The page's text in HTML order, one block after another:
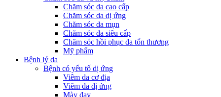
Chăm sóc da cao cấp
Chăm sóc da dị ứng
Chăm sóc da mụn
Chăm sóc da siêu cấp
Chăm sóc hồi phục da tổn thương
Mỹ phẩm
Bệnh lý da
Bệnh có yếu tố dị ứng
Viêm da cơ địa
Viêm da dị ứng
Mày đay